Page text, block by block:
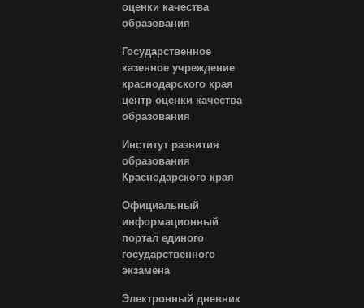
оценки качества
образования
Государственное
казенное учреждение
краснодарского края
центр оценки качества
образования
Институт развития
образования
Краснодарского края
Официальный
информационный
портал единого
государственного
экзамена
Электронный дневник